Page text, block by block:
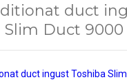
duct
Slim Duct 9000